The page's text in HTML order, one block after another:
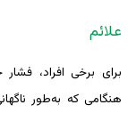
علائم
برای برخی افراد،
هنگامی که به‌طور